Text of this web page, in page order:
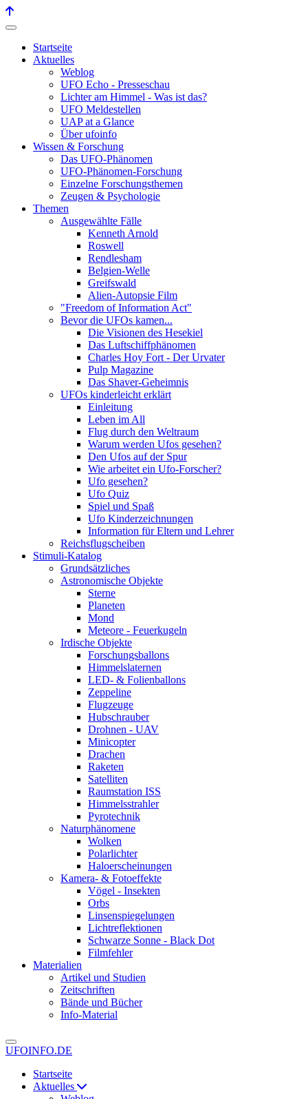
Startseite
Aktuelles
Weblog
UFO Echo - Presseschau
Lichter am Himmel - Was ist das?
UFO Meldestellen
UAP at a Glance
Über ufoinfo
Wissen & Forschung
Das UFO-Phänomen
UFO-Phänomen-Forschung
Einzelne Forschungsthemen
Zeugen & Psychologie
Themen
Ausgewählte Fälle
Kenneth Arnold
Roswell
Rendlesham
Belgien-Welle
Greifswald
Alien-Autopsie Film
"Freedom of Information Act"
Bevor die UFOs kamen...
Die Visionen des Hesekiel
Das Luftschiffphänomen
Charles Hoy Fort - Der Urvater
Pulp Magazine
Das Shaver-Geheimnis
UFOs kinderleicht erklärt
Einleitung
Leben im All
Flug durch den Weltraum
Warum werden Ufos gesehen?
Den Ufos auf der Spur
Wie arbeitet ein Ufo-Forscher?
Ufo gesehen?
Ufo Quiz
Spiel und Spaß
Ufo Kinderzeichnungen
Information für Eltern und Lehrer
Reichsflugscheiben
Stimuli-Katalog
Grundsätzliches
Astronomische Objekte
Sterne
Planeten
Mond
Meteore - Feuerkugeln
Irdische Objekte
Forschungsballons
Himmelslaternen
LED- & Folienballons
Zeppeline
Flugzeuge
Hubschrauber
Drohnen - UAV
Minicopter
Drachen
Raketen
Satelliten
Raumstation ISS
Himmelsstrahler
Pyrotechnik
Naturphänomene
Wolken
Polarlichter
Haloerscheinungen
Kamera- & Fotoeffekte
Vögel - Insekten
Orbs
Linsenspiegelungen
Lichtreflektionen
Schwarze Sonne - Black Dot
Filmfehler
Materialien
Artikel und Studien
Zeitschriften
Bände und Bücher
Info-Material
UFOINFO.DE
Startseite
Aktuelles